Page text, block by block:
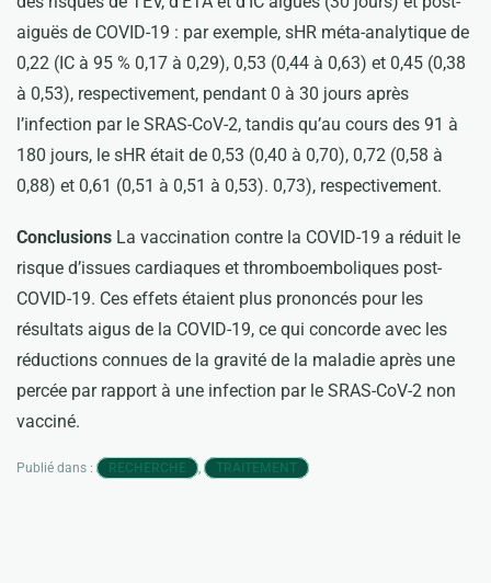
aiguës de COVID-19 : par exemple, sHR méta-analytique de
0,22 (IC à 95 % 0,17 à 0,29), 0,53 (0,44 à 0,63) et 0,45 (0,38
à 0,53), respectivement, pendant 0 à 30 jours après
l’infection par le SRAS-CoV-2, tandis qu’au cours des 91 à
180 jours, le sHR était de 0,53 (0,40 à 0,70), 0,72 (0,58 à
0,88) et 0,61 (0,51 à 0,51 à 0,53). 0,73), respectivement.
Conclusions La vaccination contre la COVID-19 a réduit le
risque d’issues cardiaques et thromboemboliques post-
COVID-19. Ces effets étaient plus prononcés pour les
résultats aigus de la COVID-19, ce qui concorde avec les
réductions connues de la gravité de la maladie après une
percée par rapport à une infection par le SRAS-CoV-2 non
vacciné.
Publié dans : RECHERCHE TRAITEMENT